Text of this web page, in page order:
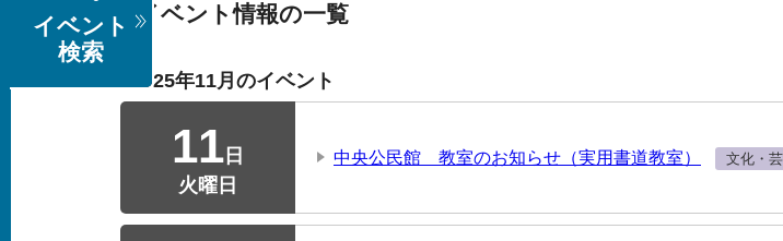
イベント
検索
イベント情報の一覧
2025年11月のイベント
11 日
火曜日
中央公民館 教室のお知らせ（実用書道教室） 文化・